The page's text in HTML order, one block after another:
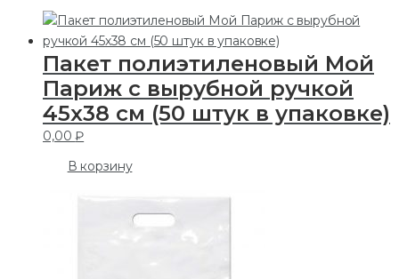
Пакет полиэтиленовый Мой
Париж с вырубной ручкой
45х38 см (50 штук в упаковке)
0,00₽
В корзину